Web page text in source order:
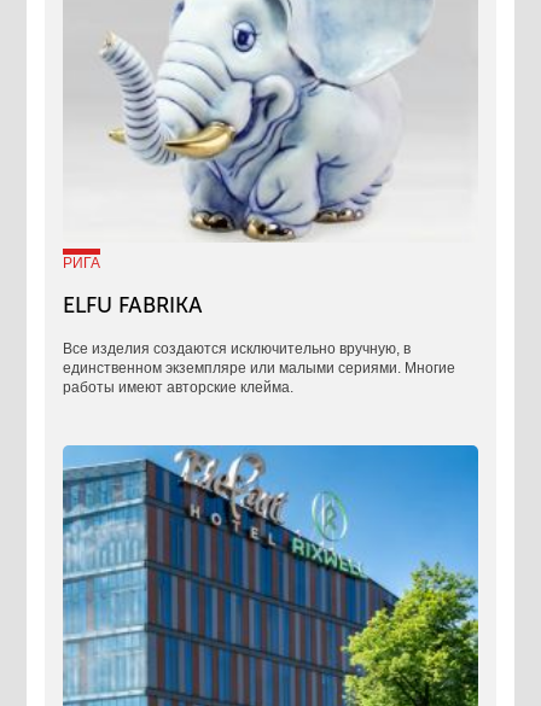
РИГА
ELFU FABRIKA
Все изделия создаются исключительно вручную, в
единственном экземпляре или малыми сериями. Многие
работы имеют авторские клейма.